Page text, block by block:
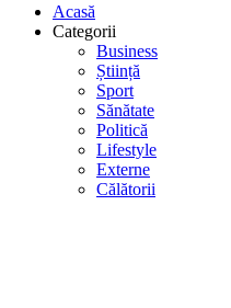
Acasă
Categorii
Business
Știință
Sport
Sănătate
Politică
Lifestyle
Externe
Călătorii